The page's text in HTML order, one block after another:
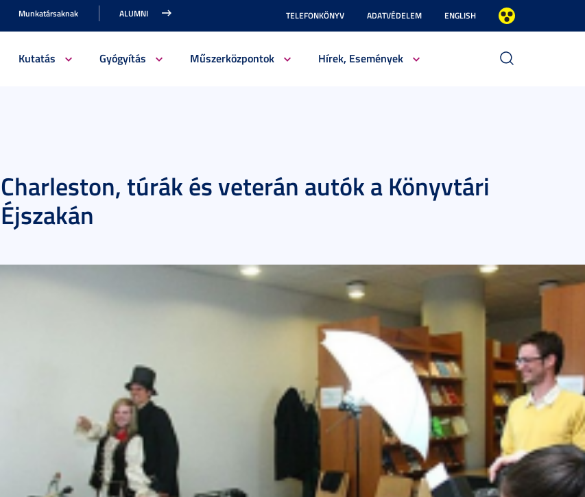
Munkatársaknak ALUMNI TELEFONKÖNYV ADATVÉDELEM ENGLISH
Kutatás Gyógyítás Műszerközpontok Hírek, Események
Charleston, túrák és veterán autók a Könyvtári
Éjszakán